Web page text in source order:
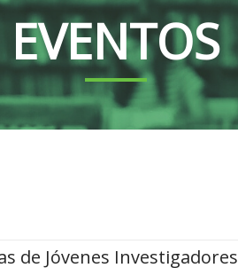
EVENTOS
de Jóvenes Investigadores